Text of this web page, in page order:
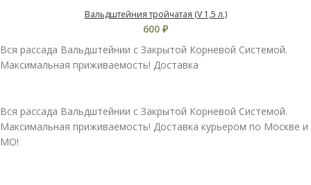
Вальдштейния тройчатая (V 1,5 л.)
600 ₽
Вся рассада Вальдштейнии с Закрытой Корневой Системой.
Максимальная приживаемость! Доставка
Вся рассада Вальдштейнии с Закрытой Корневой Системой.
Максимальная приживаемость! Доставка курьером по Москве и
МО!